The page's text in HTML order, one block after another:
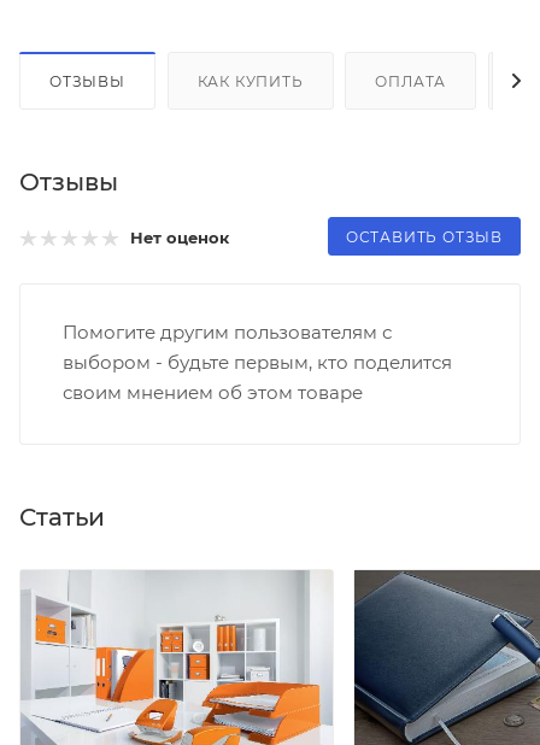
ОТЗЫВЫ КАК КУПИТЬ ОПЛАТА
Отзывы
Нет оценок ОСТАВИТЬ ОТЗЫВ
Помогите другим пользователям с
выбором - будьте первым, кто поделится
своим мнением об этом товаре
Статьи